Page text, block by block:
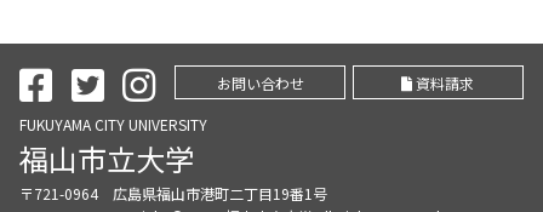
お問い合わせ
資料請求
FUKUYAMA CITY UNIVERSITY
福山市立大学
〒721-0964 広島県福山市港町二丁目19番1号